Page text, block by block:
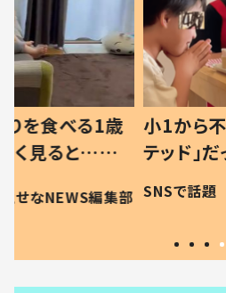
る1歳
…母
現行
編集部
小1から不登校、
テッド」だった
食”を作り続ける
和の親 #令和の子
SNSで話題 ほ・と